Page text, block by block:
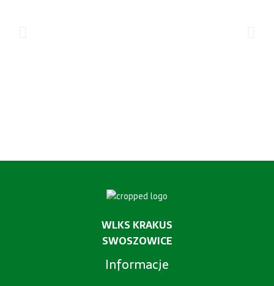
WLKS KRAKUS
SWOSZOWICE
Informacje